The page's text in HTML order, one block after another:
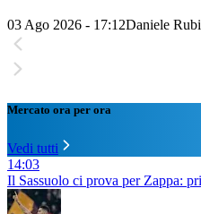
03 Ago 2026 - 17:12Daniele
Mercato ora per ora
Vedi tutti
14:03
Il Sassuolo ci prova per Zappa: